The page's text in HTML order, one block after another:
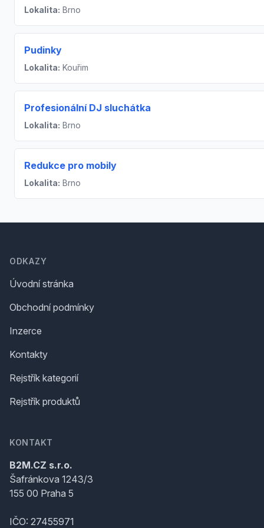
Lokalita: Brno
Pudinky
Lokalita: Kouřim
Profesionální DJ sluchátka
Lokalita: Brno
Redukce pro mobily
Lokalita: Brno
ODKAZY
Úvodní stránka
Obchodní podmínky
Inzerce
Kontakty
Rejstřík kategorií
Rejstřík produktů
KONTAKT
B2M.CZ s.r.o.
Šafránkova 1243/3
155 00 Praha 5
IČO: 27455971